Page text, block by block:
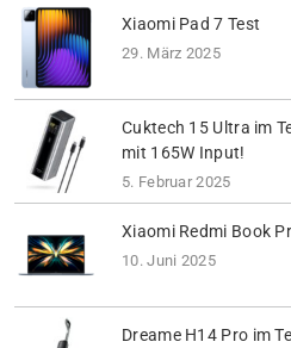
Xiaomi Pad 7 Test
29. März 2025
Cuktech 15 Ultra im
mit 165W Input!
5. Februar 2025
Xiaomi Redmi Book
10. Juni 2025
Dreame H14 Pro im